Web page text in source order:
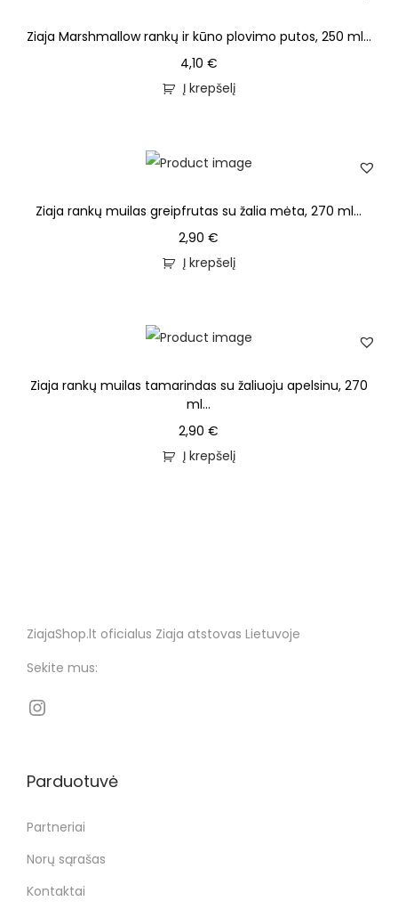
Ziaja Marshmallow rankų ir kūno plovimo putos, 250 ml...
4,10 €
Į krepšelį
Ziaja rankų muilas greipfrutas su žalia mėta, 270 ml...
2,90€
Į krepšelį
Ziaja rankų muilas tamarindas su žaliuoju apelsinu, 270
ml...
2,90€
Į krepšelį
ZiajaShop.lt oficialus Ziaja atstovas Lietuvoje
Sekite mus:
Parduotuvė
Partneriai
Norų sąrašas
Kontaktai